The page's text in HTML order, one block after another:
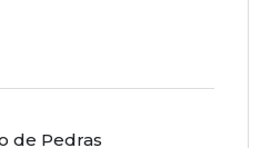
de Pedras